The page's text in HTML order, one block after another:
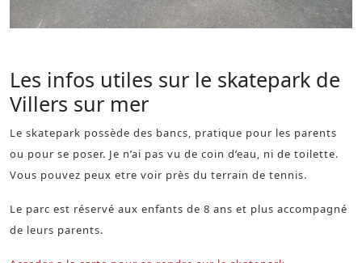
Les infos utiles sur le skatepark de
Villers sur mer
Le skatepark possède des bancs, pratique pour les parents
ou pour se poser. Je n’ai pas vu de coin d’eau, ni de toilette.
Vous pouvez peux etre voir près du terrain de tennis.
Le parc est réservé aux enfants de 8 ans et plus accompagné
de leurs parents.